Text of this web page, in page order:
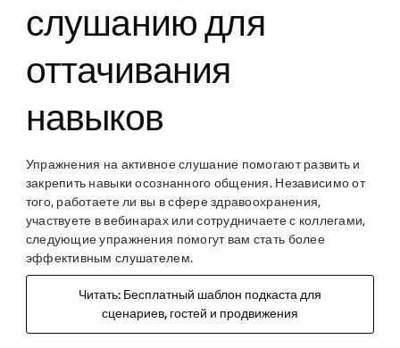
слушанию для
оттачивания
навыков
Упражнения на активное слушание помогают развить и
закрепить навыки осознанного общения. Независимо от
того, работаете ли вы в сфере здравоохранения,
участвуете в вебинарах или сотрудничаете с коллегами,
следующие упражнения помогут вам стать более
эффективным слушателем.
Читать: Бесплатный шаблон подкаста для
сценариев, гостей и продвижения